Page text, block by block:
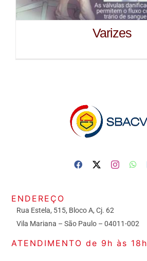
Varizes
ENDEREÇO
Rua Estela, 515, Bloco A, Cj. 62
Vila Mariana – São Paulo – 04011-002
ATENDIMENTO de 9h às 18h